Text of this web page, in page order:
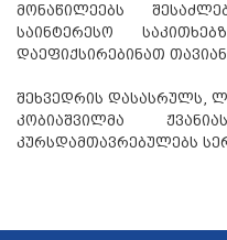
მონაწილეებს
საინტერესო
დაეფიქსირებინათ
შეხვედრის დასასრულს,
კობიაშვილმა
კურსდამთავრებულებს